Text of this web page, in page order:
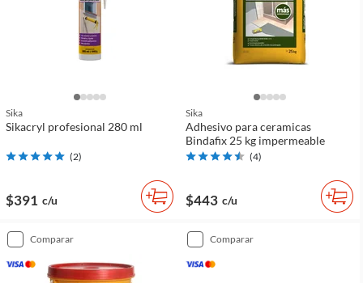
Sika
Sikacryl profesional 280 ml
(2)
$391 c/u
Sika
Adhesivo para ceramicas
Bindafix 25 kg impermeable
(4)
$443 c/u
comparar comparar